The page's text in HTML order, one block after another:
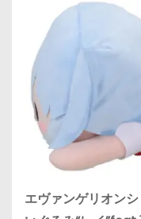
エヴァンゲリオン